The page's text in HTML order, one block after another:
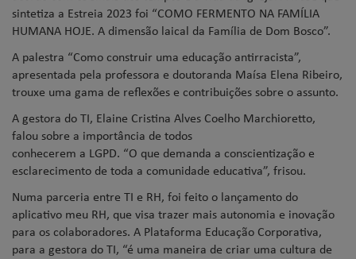
sintetiza a Estreia 2023 foi “COMO FERMENTO NA FAMÍLIA
HUMANA HOJE. A dimensão laical da Família de Dom Bosco”.
A palestra “Como construir uma educação antirracista”,
apresentada pela professora e doutoranda Maísa Elena Ribeiro,
trouxe uma gama de reflexões e contribuições sobre o assunto.
A gestora do TI, Elaine Cristina Alves Coelho Marchioretto,
falou sobre a importância de todos
conhecerem a LGPD. “O que demanda a conscientização e
esclarecimento de toda a comunidade educativa”, frisou.
Numa parceria entre TI e RH, foi feito o lançamento do
aplicativo meu RH, que visa trazer mais autonomia e inovação
para os colaboradores. A Plataforma Educação Corporativa,
para a gestora do TI, “é uma maneira de criar uma cultura de